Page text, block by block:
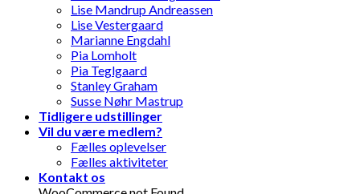
Lise Mandrup Andreassen
Lise Vestergaard
Marianne Engdahl
Pia Lomholt
Pia Teglgaard
Stanley Graham
Susse Nøhr Mastrup
Tidligere udstillinger
Vil du være medlem?
Fælles oplevelser
Fælles aktiviteter
Kontakt os